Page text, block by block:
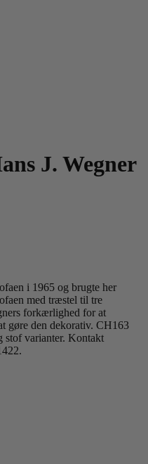
J. Wegner
i 1965 og brugte her
med træstel til tre
forkærlighed for at
gøre den dekorativ. CH163
stof varianter. Kontakt